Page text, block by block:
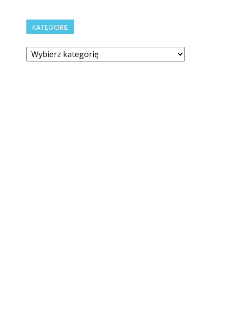
KATEGORIE
Kategorie